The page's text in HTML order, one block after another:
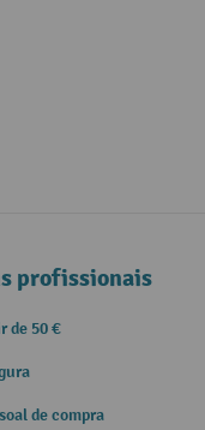
profissionais
de 50 €
de compra